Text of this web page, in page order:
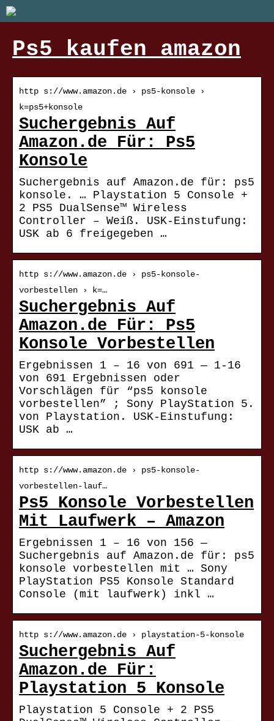
Ps5 kaufen amazon
http s://www.amazon.de › ps5-konsole ›
k=ps5+konsole
Suchergebnis Auf
Amazon.de Für: Ps5
Konsole
Suchergebnis auf Amazon.de für: ps5
konsole. … Playstation 5 Console +
2 PS5 DualSense™ Wireless
Controller – Weiß. USK-Einstufung:
USK ab 6 freigegeben …
http s://www.amazon.de › ps5-konsole-
vorbestellen › k=…
Suchergebnis Auf
Amazon.de Für: Ps5
Konsole Vorbestellen
Ergebnissen 1 – 16 von 691 — 1-16
von 691 Ergebnissen oder
Vorschlägen für “ps5 konsole
vorbestellen” ; Sony PlayStation 5.
von Playstation. USK-Einstufung:
USK ab …
http s://www.amazon.de › ps5-konsole-
vorbestellen-lauf…
Ps5 Konsole Vorbestellen
Mit Laufwerk – Amazon
Ergebnissen 1 – 16 von 156 —
Suchergebnis auf Amazon.de für: ps5
konsole vorbestellen mit … Sony
PlayStation PS5 Konsole Standard
Console (mit laufwerk) inkl …
http s://www.amazon.de › playstation-5-konsole
Suchergebnis Auf
Amazon.de Für:
Playstation 5 Konsole
Playstation 5 Console + 2 PS5